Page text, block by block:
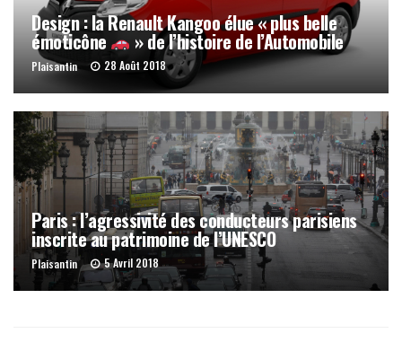
Design : la Renault Kangoo élue « plus belle
émoticône » de l’histoire de l’Automobile
Plaisantin 28 Août 2018
Paris : l’agressivité des conducteurs parisiens
inscrite au patrimoine de l’UNESCO
Plaisantin 5 Avril 2018